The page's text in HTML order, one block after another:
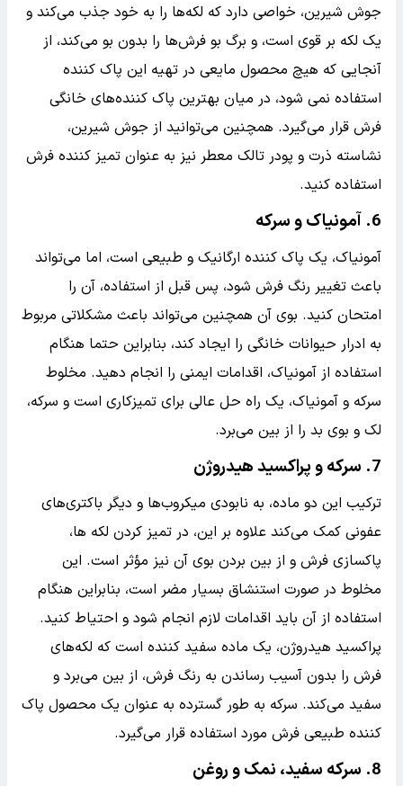
جوش شیرین، خواصی دارد که لکه‌ها را به خود جذب می‌کند و
یک لکه بر قوی است، و برگ بو فرش‌ها را بدون بو می‌کند، از
آنجایی که هیچ محصول مایعی در تهیه این پاک کننده
استفاده نمی شود، در میان بهترین پاک کننده‌های خانگی
فرش قرار می‌گیرد. همچنین می‌توانید از جوش شیرین،
نشاسته ذرت و پودر تالک معطر نیز به عنوان تمیز کننده فرش
استفاده کنید.
6. آمونیاک و سرکه
آمونیاک، یک پاک کننده ارگانیک و طبیعی است، اما می‌تواند
باعث تغییر رنگ فرش شود، پس قبل از استفاده، آن را
امتحان کنید. بوی آن همچنین می‌تواند باعث مشکلاتی مربوط
به ادرار حیوانات خانگی را ایجاد کند، بنابراین حتما هنگام
استفاده از آمونیاک، اقدامات ایمنی را انجام دهید. مخلوط
سرکه و آمونیاک، یک راه حل عالی برای تمیزکاری است و سرکه،
لک و بوی بد را از بین می‌برد.
7. سرکه و پراکسید هیدروژن
ترکیب این دو ماده، به نابودی میکروب‌ها و دیگر باکتری‌های
عفونی کمک می‌کند علاوه بر این، در تمیز کردن لکه ها،
پاکسازی فرش و از بین بردن بوی آن نیز مؤثر است. این
مخلوط در صورت استنشاق بسیار مضر است، بنابراین هنگام
استفاده از آن باید اقدامات لازم انجام شود و احتیاط کنید.
پراکسید هیدروژن، یک ماده سفید کننده است که لکه‌های
فرش را بدون آسیب رساندن به رنگ فرش، از بین می‌برد و
سفید می‌کند. سرکه به طور گسترده به عنوان یک محصول پاک
کننده طبیعی فرش مورد استفاده قرار می‌گیرد.
8. سرکه سفید، نمک و روغن